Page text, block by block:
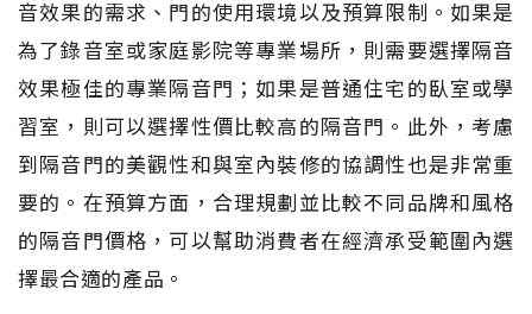
音效果的需求、門的使用環境以及預算限制。如果是
為了錄音室或家庭影院等專業場所，則需要選擇隔音
效果極佳的專業隔音門；如果是普通住宅的臥室或學
習室，則可以選擇性價比較高的隔音門。此外，考慮
到隔音門的美觀性和與室內裝修的協調性也是非常重
要的。在預算方面，合理規劃並比較不同品牌和風格
的隔音門價格，可以幫助消費者在經濟承受範圍內選
擇最合適的產品。